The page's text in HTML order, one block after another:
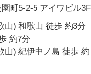
町5-2-5 アイワビル3F
山) 和歌山 徒歩 約3分
約7分
山) 紀伊中ノ島 徒歩 約